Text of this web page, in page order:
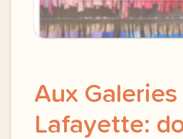
Aux Galeries
Lafayette: